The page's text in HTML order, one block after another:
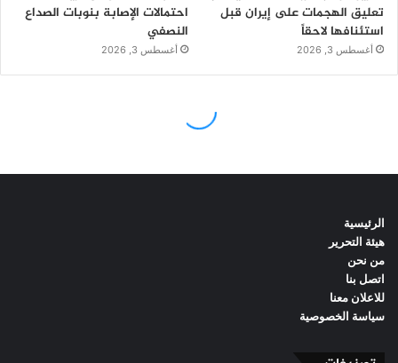
الرئيسية
هيئة التحرير
من نحن
اتصل بنا
للاعلان معنا
سياسة الخصوصية